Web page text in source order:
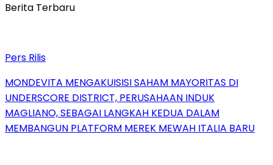
Berita Terbaru
Pers Rilis
MONDEVITA MENGAKUISISI SAHAM MAYORITAS DI
UNDERSCORE DISTRICT, PERUSAHAAN INDUK
MAGLIANO, SEBAGAI LANGKAH KEDUA DALAM
MEMBANGUN PLATFORM MEREK MEWAH ITALIA BARU